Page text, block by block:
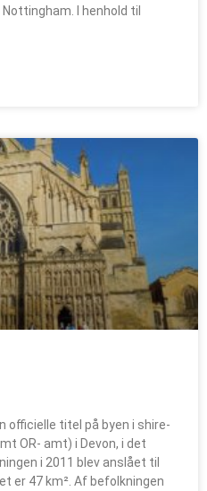
I henhold til
officielle titel på byen i shire-
OR- amt) i Devon, i det
i 2011 blev anslået til
er 47 km². Af befolkningen